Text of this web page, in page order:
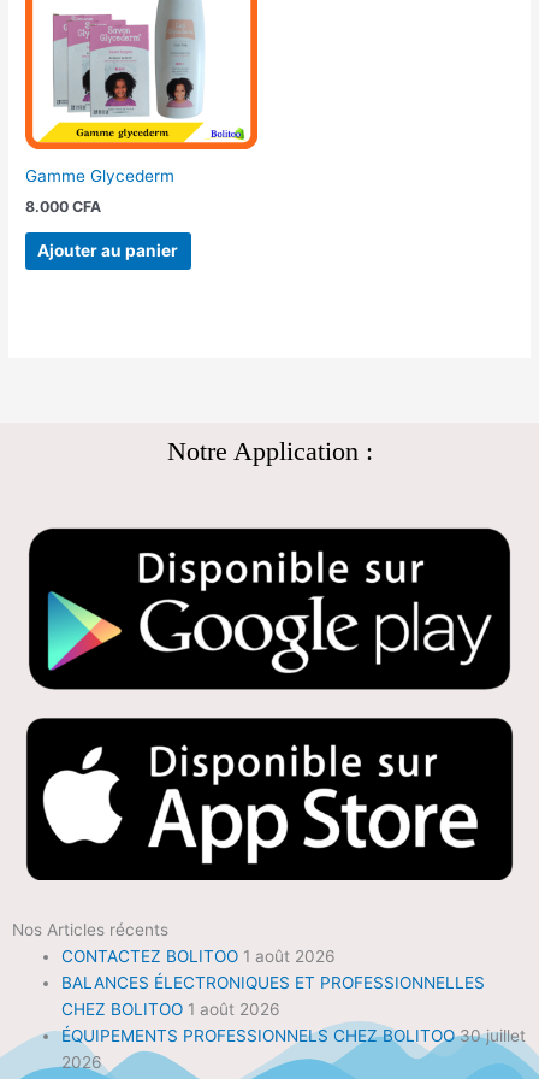
Gamme Glycederm
8.000CFA
Ajouter au panier
Notre Application :
Nos Articles récents
CONTACTEZ BOLITOO 1 août 2026
BALANCES ÉLECTRONIQUES ET PROFESSIONNELLES
CHEZ BOLITOO 1 août 2026
ÉQUIPEMENTS PROFESSIONNELS CHEZ BOLITOO 30 juillet
2026